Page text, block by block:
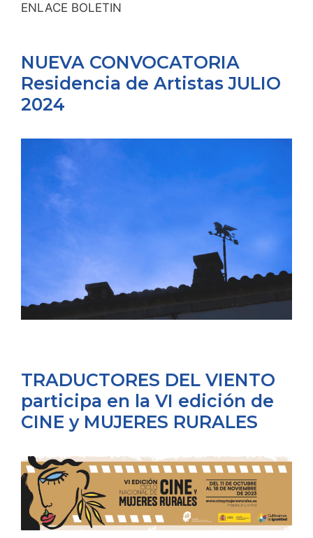
ENLACE BOLETIN
NUEVA CONVOCATORIA
Residencia de Artistas JULIO
2024
TRADUCTORES DEL VIENTO
participa en la VI edición de
CINE y MUJERES RURALES